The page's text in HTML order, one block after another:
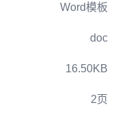
Word模板
doc
16.50KB
2页